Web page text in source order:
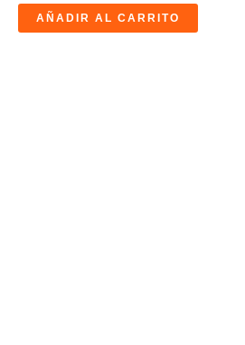
AÑADIR AL CARRITO